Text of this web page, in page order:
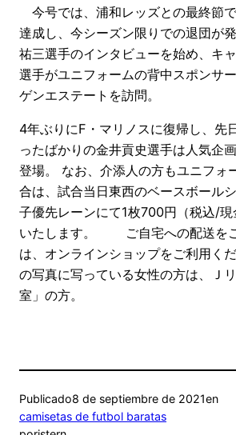
今号では、浦和レッズとの最終節
達成し、今シーズン限りでの退団が
祐三選手のインタビューを始め、キ
選手がユニフォームの背中スポンサ
ゲンエステートを訪問。
4年ぶりにF・マリノスに復帰し、先
ったばかりの金井貢史選手は人気企
登場。 なお、介添人の方もユニフォ
合は、試合当日東西のベースボール
子優先レーンにて1枚700円（税込/
いたします。 ご自宅への配送を
は、オンラインショップをご利用く
の写真に写っている女性の方は、Ｊ
室」の方。
Publicado8 de septiembre de 2021en
camisetas de futbol baratas